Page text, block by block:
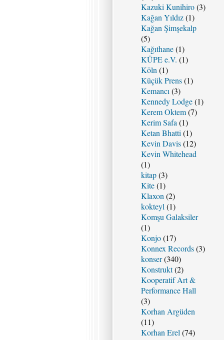
Kazuki Kunihiro(3)
Kağan Yıldız(1)
Kağan Şimşekalp
(5)
Kağıthane(1)
KÜPE e.V. (1)
Köln (1)
Küçük Prens(1)
Kemancı (3)
Kennedy Lodge(1)
Kerem Oktem(7)
Kerim Safa (1)
Ketan Bhatti (1)
Kevin Davis(12)
Kevin Whitehead
(1)
kitap(3)
Kite(1)
Klaxon (2)
kokteyl (1)
Komşu Galaksiler
(1)
Konjo(17)
Konnex Records(3)
konser(340)
Konstrukt(2)
Kooperatif Art &
Performance Hall
(3)
Korhan Argüden
(11)
Korhan Erel (74)